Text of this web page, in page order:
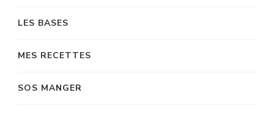
LES BASES
MES RECETTES
SOS MANGER